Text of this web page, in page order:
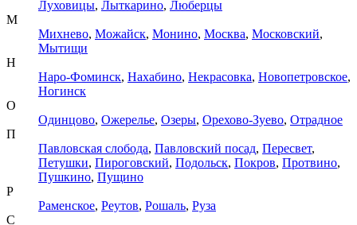
Луховицы, Лыткарино, Люберцы
М
Михнево, Можайск, Монино, Москва, Московский,
Мытищи
Н
Наро-Фоминск, Нахабино, Некрасовка, Новопетровское,
Ногинск
О
Одинцово, Ожерелье, Озеры, Орехово-Зуево, Отрадное
П
Павловская слобода, Павловский посад, Пересвет,
Петушки, Пироговский, Подольск, Покров, Протвино,
Пушкино, Пущино
Р
Раменское, Реутов, Рошаль, Руза
С